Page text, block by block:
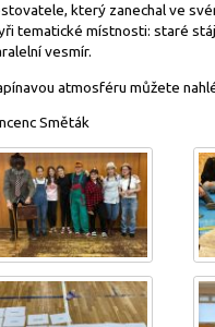
který zanechal ve
tematické místnosti: staré
vesmír.
atmosféru můžete
Směták